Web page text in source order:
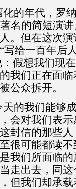
的年代，罗
名的简短演
。但在这次
写给一百年后
假想我们现
我们正在面
公众拆开。
的我们能够
会对我们表
封信的那些
很可能都读
我们所面临
走出去，同
但我们却承